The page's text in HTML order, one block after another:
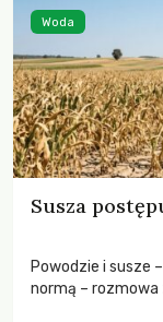
Susza
Powodzie i susze
normą – rozmowa
Woda